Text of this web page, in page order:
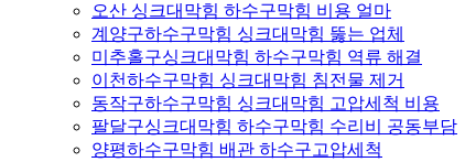
오산 싱크대막힘 하수구막힘 비용 얼마
계양구하수구막힘 싱크대막힘 뚫는 업체
미추홀구싱크대막힘 하수구막힘 역류 해결
이천하수구막힘 싱크대막힘 침전물 제거
동작구하수구막힘 싱크대막힘 고압세척 비용
팔달구싱크대막힘 하수구막힘 수리비 공동부담
양평하수구막힘 배관 하수구고압세척